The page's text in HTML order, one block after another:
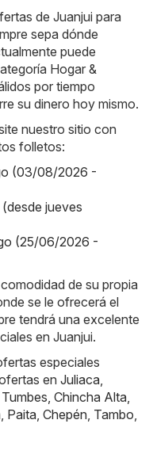
de Juanjui para
sepa dónde
puede
Hogar &
por tiempo
su dinero hoy mismo.
nuestro sitio con
folletos:
(03/08/2026 -
jueves
(25/06/2026 -
de su propia
se le ofrecerá el
tendrá una excelente
en Juanjui.
especiales
en Juliaca
Tumbes Chincha Alta
Paita Chepén Tambo